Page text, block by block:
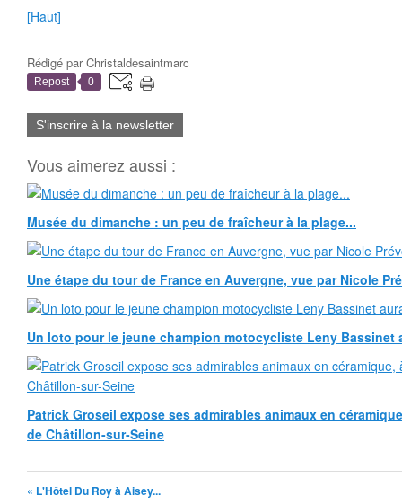
[Haut]
Rédigé parChristaldesaintmarc
Repost 0
S'inscrire à la newsletter
Vous aimerez aussi :
Musée du dimanche : un peu de fraîcheur à la plage...
Une étape du tour de France en Auvergne, vue par Nicole
Un loto pour le jeune champion motocycliste Leny Bassinet
Patrick Groseil expose ses admirables animaux en
de Châtillon-sur-Seine
« L'Hôtel Du Roy à Aisey...